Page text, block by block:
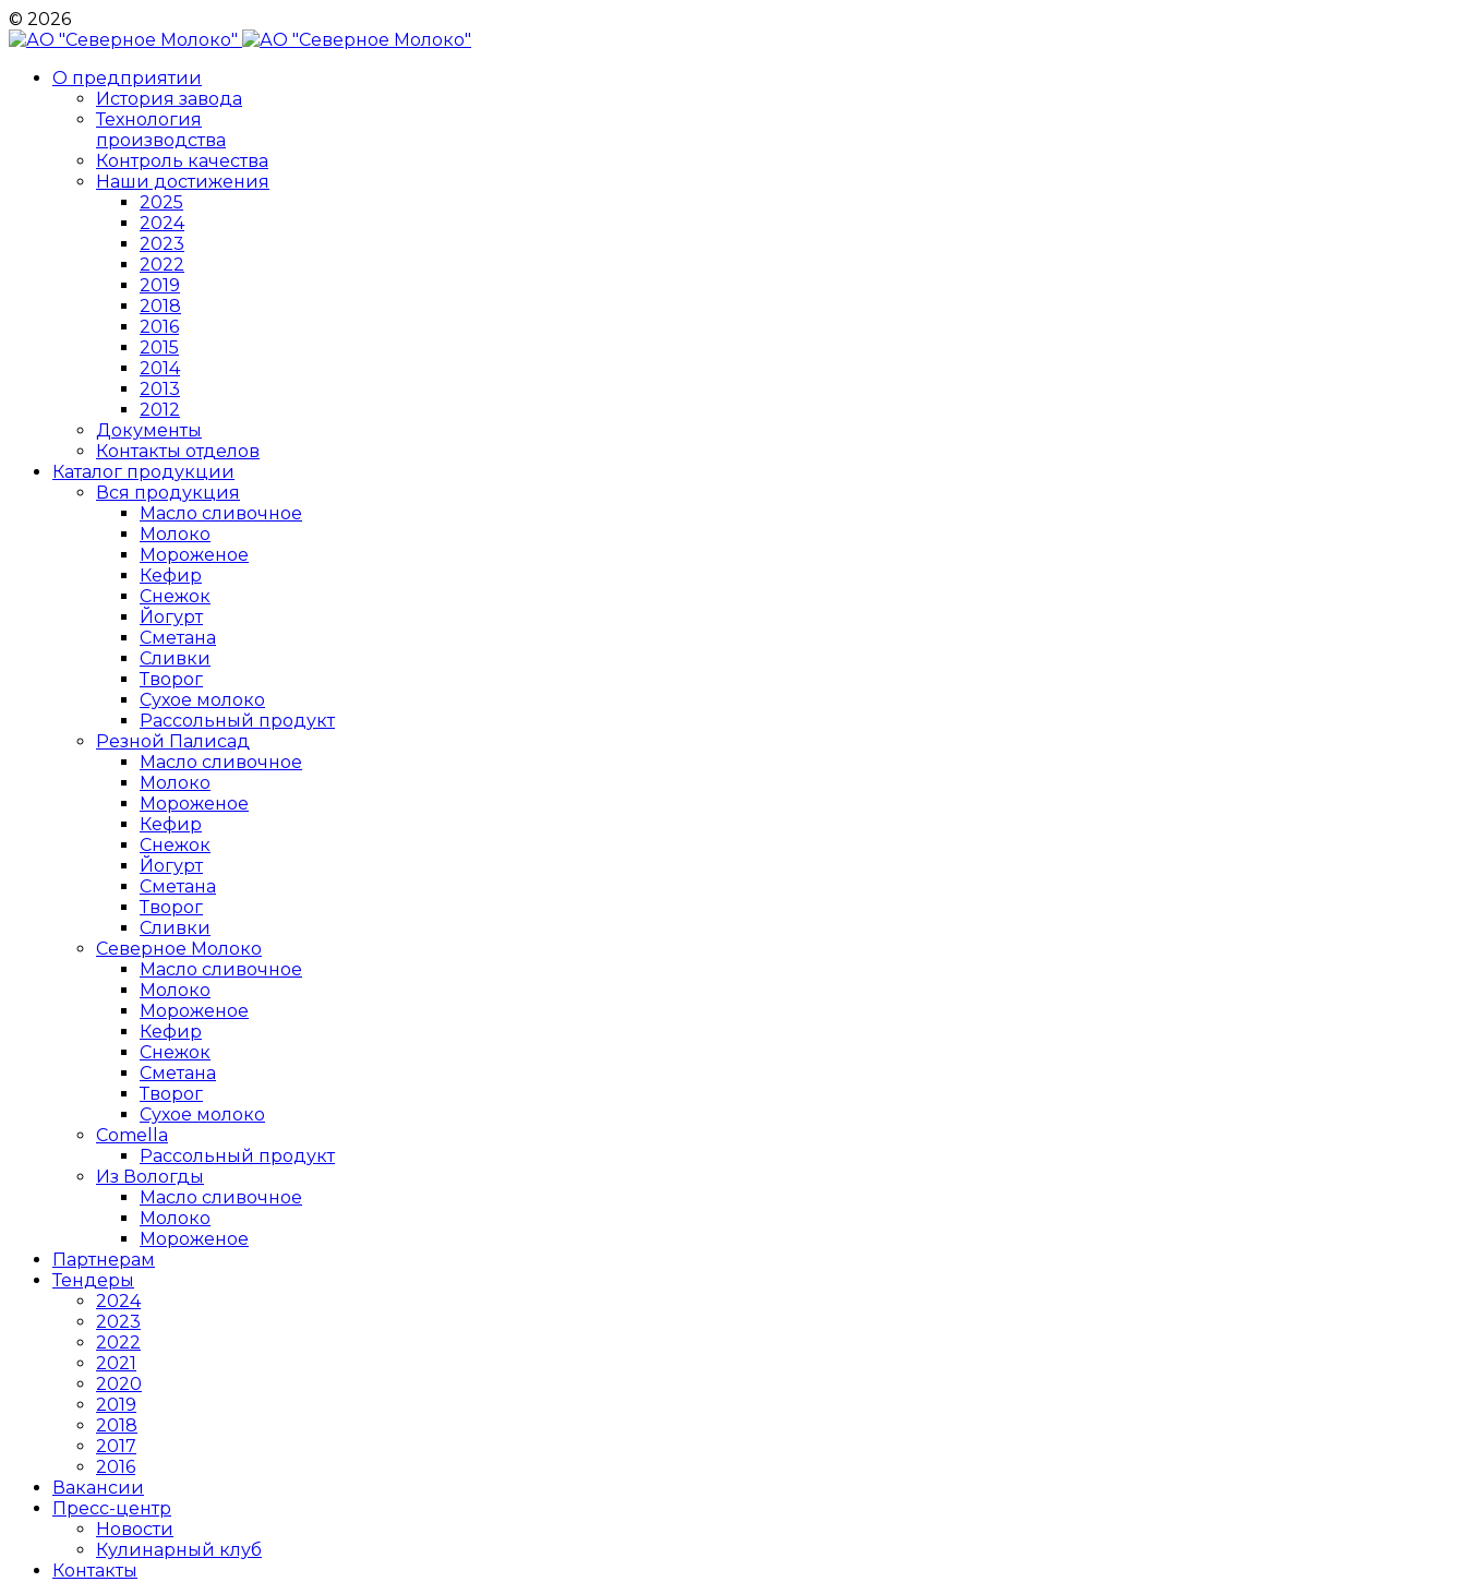
© 2026
О предприятии
История завода
Технология
производства
Контроль качества
Наши достижения
2025
2024
2023
2022
2019
2018
2016
2015
2014
2013
2012
Документы
Контакты отделов
Каталог продукции
Вся продукция
Масло сливочное
Молоко
Мороженое
Кефир
Снежок
Йогурт
Сметана
Сливки
Творог
Сухое молоко
Рассольный продукт
Резной Палисад
Масло сливочное
Молоко
Мороженое
Кефир
Снежок
Йогурт
Сметана
Творог
Сливки
Северное Молоко
Масло сливочное
Молоко
Мороженое
Кефир
Снежок
Сметана
Творог
Сухое молоко
Comеlla
Рассольный продукт
Из Вологды
Масло сливочное
Молоко
Мороженое
Партнерам
Тендеры
2024
2023
2022
2021
2020
2019
2018
2017
2016
Вакансии
Пресс-центр
Новости
Кулинарный клуб
Контакты